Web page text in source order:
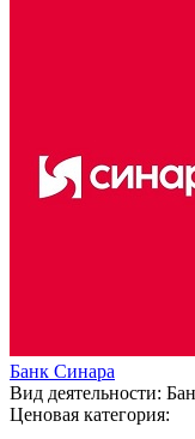
Банк Синара
Вид деятельности:
Ценовая категория: